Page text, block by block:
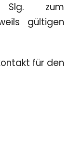
Slg. zum
gültigen
für den